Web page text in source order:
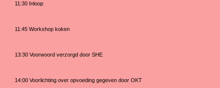
11:30 Inloop
11:45 Workshop koken
13:30 Voorwoord verzorgd door SHE
14:00 Voorlichting over opvoeding gegeven door OKT